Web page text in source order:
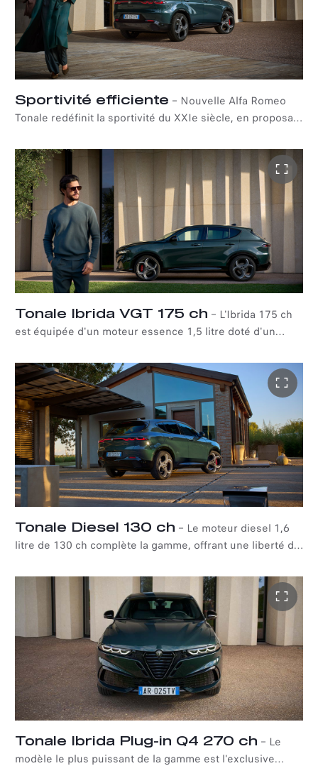
Sportivité efficiente – Nouvelle Alfa Romeo
Tonale redéfinit la sportivité du XXIe siècle, en proposant
besoins de chaque client : de l'Ibrida 175 ch à la
puissante Ibrida Plug-in Q4 270 ch et au Diesel 130 ch.
Tonale Ibrida VGT 175 ch – L'Ibrida 175 ch
est équipée d'un moteur essence 1,5 litre doté d'un
transmission à double embrayage TCT à 7 rapports. Son
système hybride innovant de 48 volts, alimenté par un
moteur électrique de 15 kW et 55 Nm, est à la fois léger
et efficace. Cette configuration offre une véritable
expérience hybride, permettant une conduite
entièrement électrique à basse vitesse, lors des
manœuvres et en roue libre. Le groupe motopropulseur
offre les performances d'un puissant moteur à essence
tout en conservant une consommation de carburant
comparable à celle d'un moteur diesel, avec une
puissance extrêmement linéaire et une accélération
particulièrement réactive.
Tonale Diesel 130 ch – Le moteur diesel 1,6
litre de 130 ch complète la gamme, offrant une liberté de
l'association avec la transmission automatique à double
embrayage TCT à 6 rapports, Tonale Diesel garantit un
plaisir de conduite, une flexibilité et une efficacité
élevés. Le nouveau Tonale diesel bénéficie de la
direction la plus directe du segment (13,6:1), une
véritable marque de fabrique d'Alfa Romeo qui rend
l'expérience de conduite à la fois émotionnelle et
immédiatement reconnaissable, plaçant le modèle au
sommet de sa catégorie en termes d'agilité et de
réactivité. La voiture est équipée de série de l'Alfa
Romeo Torque Vectoring et des amortisseurs FSD
(Frequency Selective Damping), ainsi que de la
Tonale Ibrida Plug-in Q4 270 ch – Le
modèle le plus puissant de la gamme est l'exclusive